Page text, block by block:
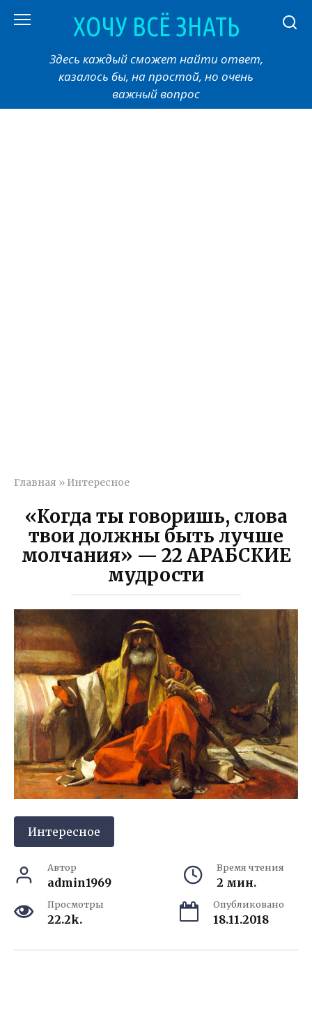
ХОЧУ ВСЁ ЗНАТЬ
Здесь каждый сможет найти ответ,
казалось бы, на простой, но очень
важный вопрос
Главная » Интересное
«Когда ты говоришь, слова
твои должны быть лучше
молчания» — 22 АРАБСКИЕ
мудрости
Интересное
Автор
admin1969
Время чтения
2 мин.
Просмотры
22.2k.
Опубликовано
18.11.2018